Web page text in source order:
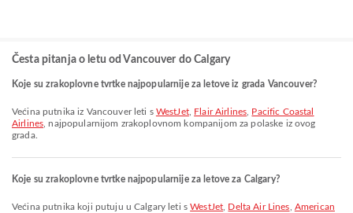
Česta pitanja o letu od Vancouver do Calgary
Koje su zrakoplovne tvrtke najpopularnije za letove iz grada Vancouver?
Većina putnika iz Vancouver leti s WestJet, Flair Airlines Pacific Coastal
Airlines , najpopularnijom zrakoplovnom kompanijom za polaske iz ovog
grada.
Koje su zrakoplovne tvrtke najpopularnije za letove za Calgary?
Većina putnika koji putuju u Calgary leti sWestJet Delta Air Lines American